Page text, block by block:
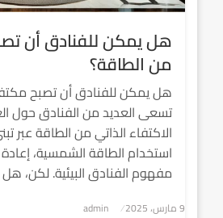
هل يمكن للفنادق أن
من الطاقة؟
هل يمكن للفنادق أن تصبح
تسعى العديد من الفنادق حول
الاكتفاء الذاتي من الطاقة عبر
استخدام الطاقة الشمسية، إعادة
مفهوم الفنادق البيئية. لكن،
نُشر
9 مارس، 2025 admin